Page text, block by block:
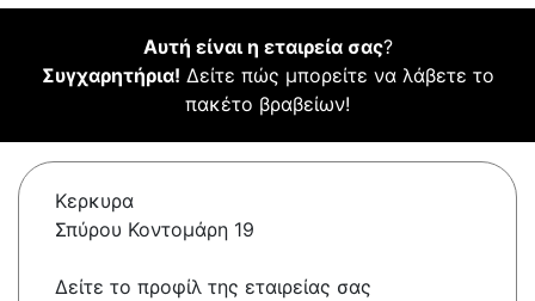
Αυτή είναι η εταιρεία σας?
Συγχαρητήρια! Δείτε πώς μπορείτε να λάβετε το
πακέτο βραβείων!
Κερκυρα
Σπύρου Κοντομάρη 19
Δείτε το προφίλ της εταιρείας σας